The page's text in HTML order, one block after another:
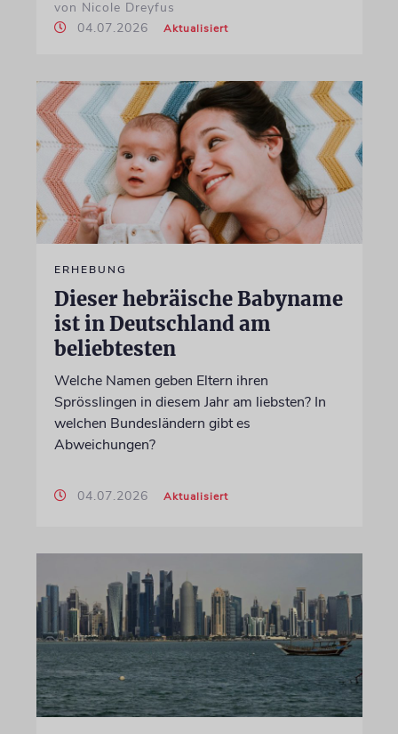
von Nicole Dreyfus
04.07.2026
Aktualisiert
ERHEBUNG
Dieser hebräische Babyname
ist in Deutschland am
beliebtesten
Welche Namen geben Eltern ihren
Sprösslingen in diesem Jahr am liebsten? In
welchen Bundesländern gibt es
Abweichungen?
04.07.2026 Aktualisiert